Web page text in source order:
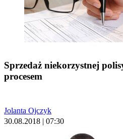
Sprzedaż niekorzystnej
procesem
Jolanta Ojczyk
30.08.2018 | 07:30